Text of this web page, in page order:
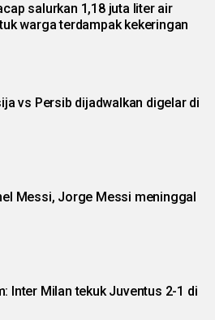
salurkan 1,18 juta liter air
warga terdampak kekeringan
vs Persib dijadwalkan digelar di
Messi, Jorge Messi meninggal
Inter Milan tekuk Juventus 2-1 di